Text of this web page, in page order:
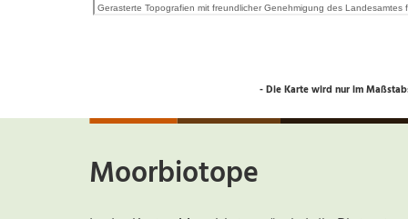
- Die Karte wird nur im
Moorbiotope